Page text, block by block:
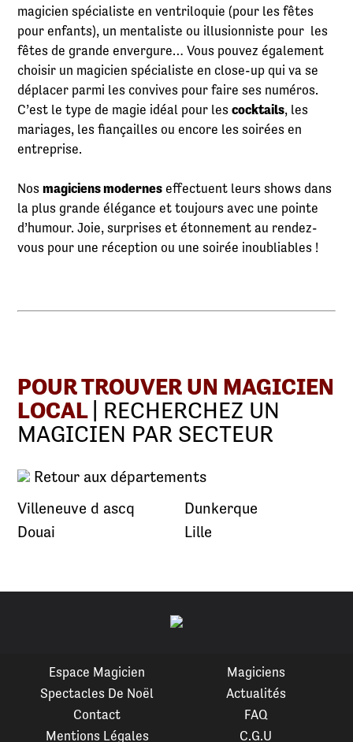
magicien spécialiste en ventriloquie (pour les fêtes
pour enfants), un mentaliste ou illusionniste pour les
fêtes de grande envergure… Vous pouvez également
choisir un magicien spécialiste en close-up qui va se
déplacer parmi les convives pour faire ses numéros.
C’est le type de magie idéal pour lescocktails, les
mariages, les fiançailles ou encore les soirées en
entreprise.
Nosmagiciens modernes effectuent leurs shows dans
la plus grande élégance et toujours avec une pointe
d’humour. Joie, surprises et étonnement au rendez-
vous pour une réception ou une soirée inoubliables !
POUR TROUVER UN MAGICIEN
LOCAL | RECHERCHEZ UN
MAGICIEN PAR SECTEUR
Retour aux départements
Villeneuve d ascq
Douai
Dunkerque
Lille
Espace Magicien
Magiciens
Spectacles De Noël
Actualités
Contact
FAQ
Mentions Légales
C.G.U